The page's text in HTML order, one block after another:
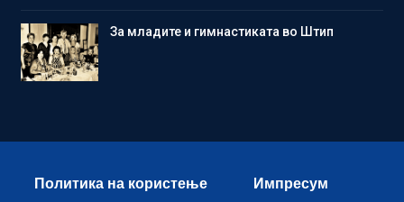
Зa младите и гимнастиката во Штип
Политика на користење Импресум